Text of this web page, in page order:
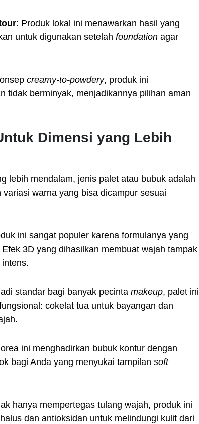
: Produk lokal ini menawarkan hasil yang
untuk digunakan setelah foundation agar
creamy-to-powdery, produk ini
tidak berminyak, menjadikannya pilihan aman
Dimensi yang Lebih
lebih mendalam, jenis palet atau bubuk adalah
warna yang bisa dicampur sesuai
ini sangat populer karena formulanya yang
3D yang dihasilkan membuat wajah tampak
standar bagi banyak pecinta makeup, palet ini
cokelat tua untuk bayangan dan
ini menghadirkan bubuk kontur dengan
bagi Anda yang menyukai tampilan soft
hanya mempertegas tulang wajah, produk ini
dan antioksidan untuk melindungi kulit dari